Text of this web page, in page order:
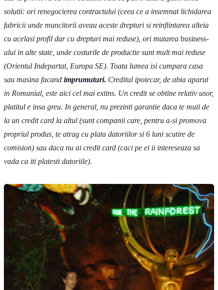
solutii: ori renegocierea contractului (ceea ce a insemnat lichidarea
fabricii unde muncitorii aveau aceste drepturi si reinfiintarea alteia
cu acelasi profil dar cu drepturi mai reduse), ori mutarea business-
ului in alte state, unde costurile de productie sunt mult mai reduse
(Orientul Indepartat, Europa SE). Toata lumea isi cumpara casa
sau masina facand imprumuturi. Creditul ipotecar, de abia aparut
in Romanial, este aici cel mai extins. Un credit se obtine relativ usor,
platitul e insa greu. In general, nu prezinti garantie daca te muti de
la un credit card la altul (sunt companii care, pentru a-si promova
propriul produs, te atrag cu plata datoriilor si 6 luni scutire de
comision) sau daca nu ai credit card (caci pe ei ii intereseaza sa
vada ca iti platesti datoriile).